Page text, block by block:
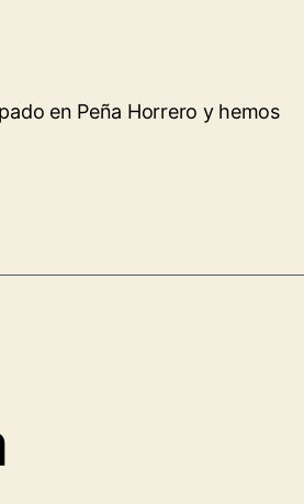
en Peña Horrero y hemos